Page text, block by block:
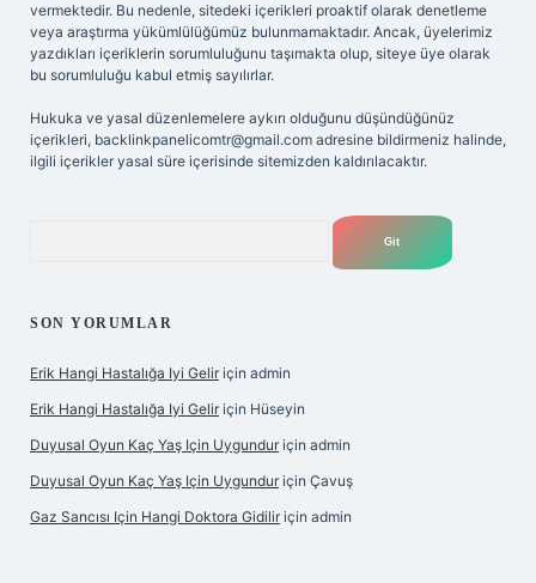
vermektedir. Bu nedenle, sitedeki içerikleri proaktif olarak denetleme
veya araştırma yükümlülüğümüz bulunmamaktadır. Ancak, üyelerimiz
yazdıkları içeriklerin sorumluluğunu taşımakta olup, siteye üye olarak
bu sorumluluğu kabul etmiş sayılırlar.
Hukuka ve yasal düzenlemelere aykırı olduğunu düşündüğünüz
içerikleri, backlinkpanelicomtr@gmail.com adresine bildirmeniz halinde,
ilgili içerikler yasal süre içerisinde sitemizden kaldırılacaktır.
SON YORUMLAR
Erik Hangi Hastalığa Iyi Gelir için admin
Erik Hangi Hastalığa Iyi Gelir için Hüseyin
Duyusal Oyun Kaç Yaş Için Uygundur için admin
Duyusal Oyun Kaç Yaş Için Uygundur için Çavuş
Gaz Sancısı Için Hangi Doktora Gidilir için admin